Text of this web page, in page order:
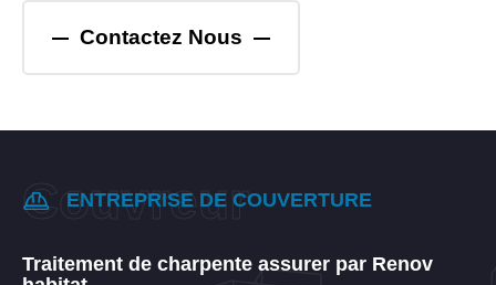
Contactez Nous
ENTREPRISE DE COUVERTURE
Traitement de charpente assurer par Renov